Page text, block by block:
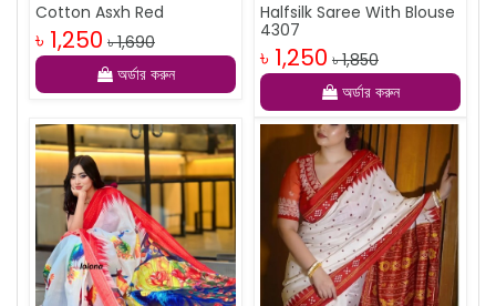
Cotton Asxh Red
৳ 1,250 ৳ 1,690
অর্ডার করুন
Halfsilk Saree With Blouse
4307
৳ 1,250 ৳ 1,850
অর্ডার করুন